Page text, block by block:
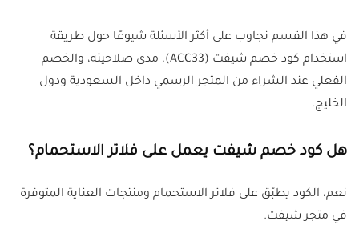
في هذا القسم نجاوب على أكثر الأسئلة شيوعًا حول طريقة
استخدام كود خصم شيفت (ACC33)، مدى صلاحيته، والخصم
الفعلي عند الشراء من المتجر الرسمي داخل السعودية ودول
الخليج.
هل كود خصم شيفت يعمل على فلاتر الاستحمام؟
نعم، الكود يطبّق على فلاتر الاستحمام ومنتجات العناية المتوفرة
في متجر شيفت.